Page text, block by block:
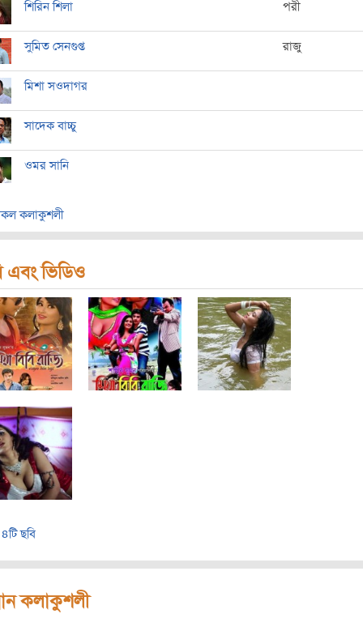
শিরিন শিলা পরী
সুমিত সেনগুপ্ত রাজু
মিশা সওদাগর
সাদেক বাচ্চু
ওমর সানি
কলাকুশলী
এবং ভিডিও
৪টি ছবি
কলাকুশলী